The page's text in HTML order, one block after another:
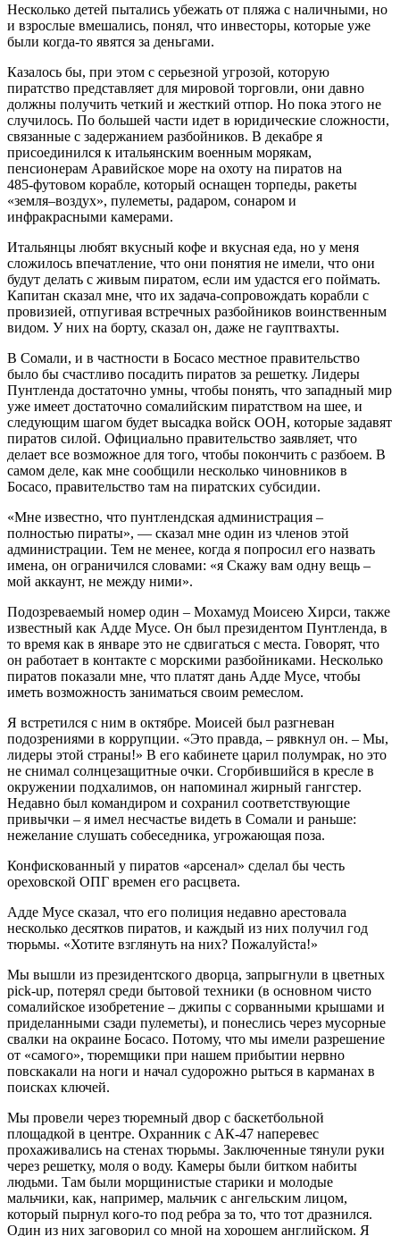
Несколько детей пытались убежать от пляжа с наличными, но
и взрослые вмешались, понял, что инвесторы, которые уже
были когда-то явятся за деньгами.
Казалось бы, при этом с серьезной угрозой, которую
пиратство представляет для мировой торговли, они давно
должны получить четкий и жесткий отпор. Но пока этого не
случилось. По большей части идет в юридические сложности,
связанные с задержанием разбойников. В декабре я
присоединился к итальянским военным морякам,
пенсионерам Аравийское море на охоту на пиратов на
485‑футовом корабле, который оснащен торпеды, ракеты
«земля–воздух», пулеметы, радаром, сонаром и
инфракрасными камерами.
Итальянцы любят вкусный кофе и вкусная еда, но у меня
сложилось впечатление, что они понятия не имели, что они
будут делать с живым пиратом, если им удастся его поймать.
Капитан сказал мне, что их задача-сопровождать корабли с
провизией, отпугивая встречных разбойников воинственным
видом. У них на борту, сказал он, даже не гауптвахты.
В Сомали, и в частности в Босасо местное правительство
было бы счастливо посадить пиратов за решетку. Лидеры
Пунтленда достаточно умны, чтобы понять, что западный мир
уже имеет достаточно сомалийским пиратством на шее, и
следующим шагом будет высадка войск ООН, которые задавят
пиратов силой. Официально правительство заявляет, что
делает все возможное для того, чтобы покончить с разбоем. В
самом деле, как мне сообщили несколько чиновников в
Босасо, правительство там на пиратских субсидии.
«Мне известно, что пунтлендская администрация –
полностью пираты», — сказал мне один из членов этой
администрации. Тем не менее, когда я попросил его назвать
имена, он ограничился словами: «я Скажу вам одну вещь –
мой аккаунт, не между ними».
Подозреваемый номер один – Мохамуд Моисею Хирси, также
известный как Адде Мусе. Он был президентом Пунтленда, в
то время как в январе это не сдвигаться с места. Говорят, что
он работает в контакте с морскими разбойниками. Несколько
пиратов показали мне, что платят дань Адде Мусе, чтобы
иметь возможность заниматься своим ремеслом.
Я встретился с ним в октябре. Моисей был разгневан
подозрениями в коррупции. «Это правда, – рявкнул он. – Мы,
лидеры этой страны!» В его кабинете царил полумрак, но это
не снимал солнцезащитные очки. Сгорбившийся в кресле в
окружении подхалимов, он напоминал жирный гангстер.
Недавно был командиром и сохранил соответствующие
привычки – я имел несчастье видеть в Сомали и раньше:
нежелание слушать собеседника, угрожающая поза.
Конфискованный у пиратов «арсенал» сделал бы честь
ореховской ОПГ времен его расцвета.
Адде Мусе сказал, что его полиция недавно арестовала
несколько десятков пиратов, и каждый из них получил год
тюрьмы. «Хотите взглянуть на них? Пожалуйста!»
Мы вышли из президентского дворца, запрыгнули в цветных
pick-up, потерял среди бытовой техники (в основном чисто
сомалийское изобретение – джипы с сорванными крышами и
приделанными сзади пулеметы), и понеслись через мусорные
свалки на окраине Босасо. Потому, что мы имели разрешение
от «самого», тюремщики при нашем прибытии нервно
повскакали на ноги и начал судорожно рыться в карманах в
поисках ключей.
Мы провели через тюремный двор с баскетбольной
площадкой в центре. Охранник с АК-47 наперевес
прохаживались на стенах тюрьмы. Заключенные тянули руки
через решетку, моля о воду. Камеры были битком набиты
людьми. Там были морщинистые старики и молодые
мальчики, как, например, мальчик с ангельским лицом,
который пырнул кого-то под ребра за то, что тот дразнился.
Один из них заговорил со мной на хорошем английском. Я